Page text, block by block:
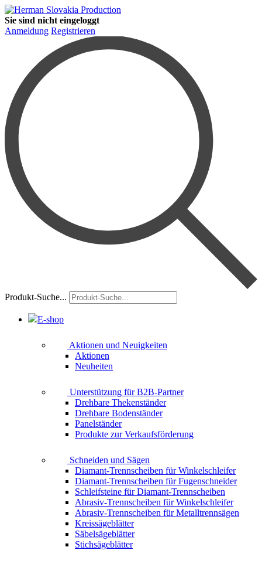
Sie sind nicht eingeloggt
Anmeldung Registrieren
Produkt-Suche...
E-shop
Aktionen und Neuigkeiten
Aktionen
Neuheiten
Unterstützung für B2B-Partner
Drehbare Thekenständer
Drehbare Bodenständer
Panelständer
Produkte zur Verkaufsförderung
Schneiden und Sägen
Diamant-Trennscheiben für Winkelschleifer
Diamant-Trennscheiben für Fugenschneider
Schleifsteine für Diamant-Trennscheiben
Abrasiv-Trennscheiben für Winkelschleifer
Abrasiv-Trennscheiben für Metalltrennsägen
Kreissägeblätter
Säbelsägeblätter
Stichsägeblätter